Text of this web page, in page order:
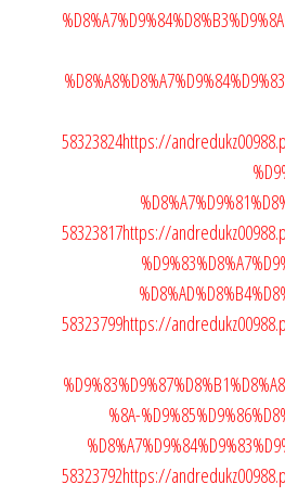
58323824https://
58323817https://
58323799https://
%8A-
58323792https://